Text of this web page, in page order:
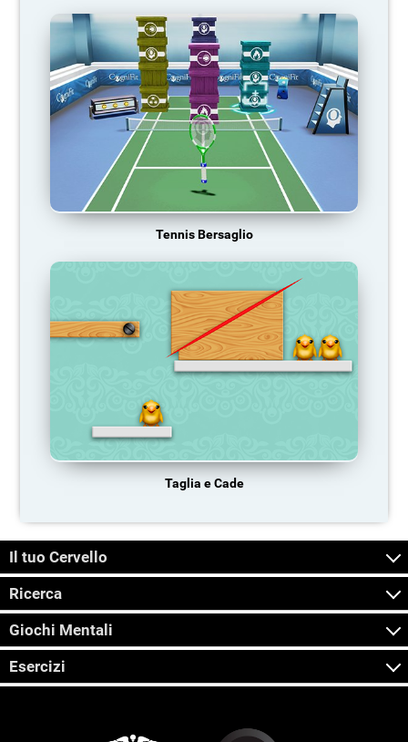
Tennis Bersaglio
Taglia e Cade
Il tuo Cervello
Ricerca
Giochi Mentali
Esercizi